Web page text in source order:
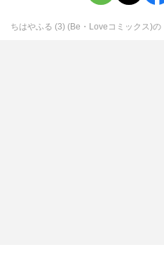
ちはやふる (3) (Be・Loveコミックス)の